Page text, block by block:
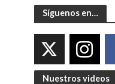
Síguenos en…
Nuestros videos